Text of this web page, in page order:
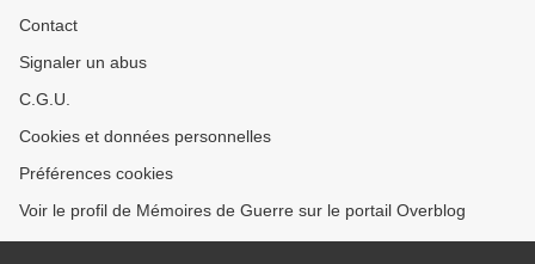
Contact
Signaler un abus
C.G.U.
Cookies et données personnelles
Préférences cookies
Voir le profil de Mémoires de Guerre sur le portail Overblog